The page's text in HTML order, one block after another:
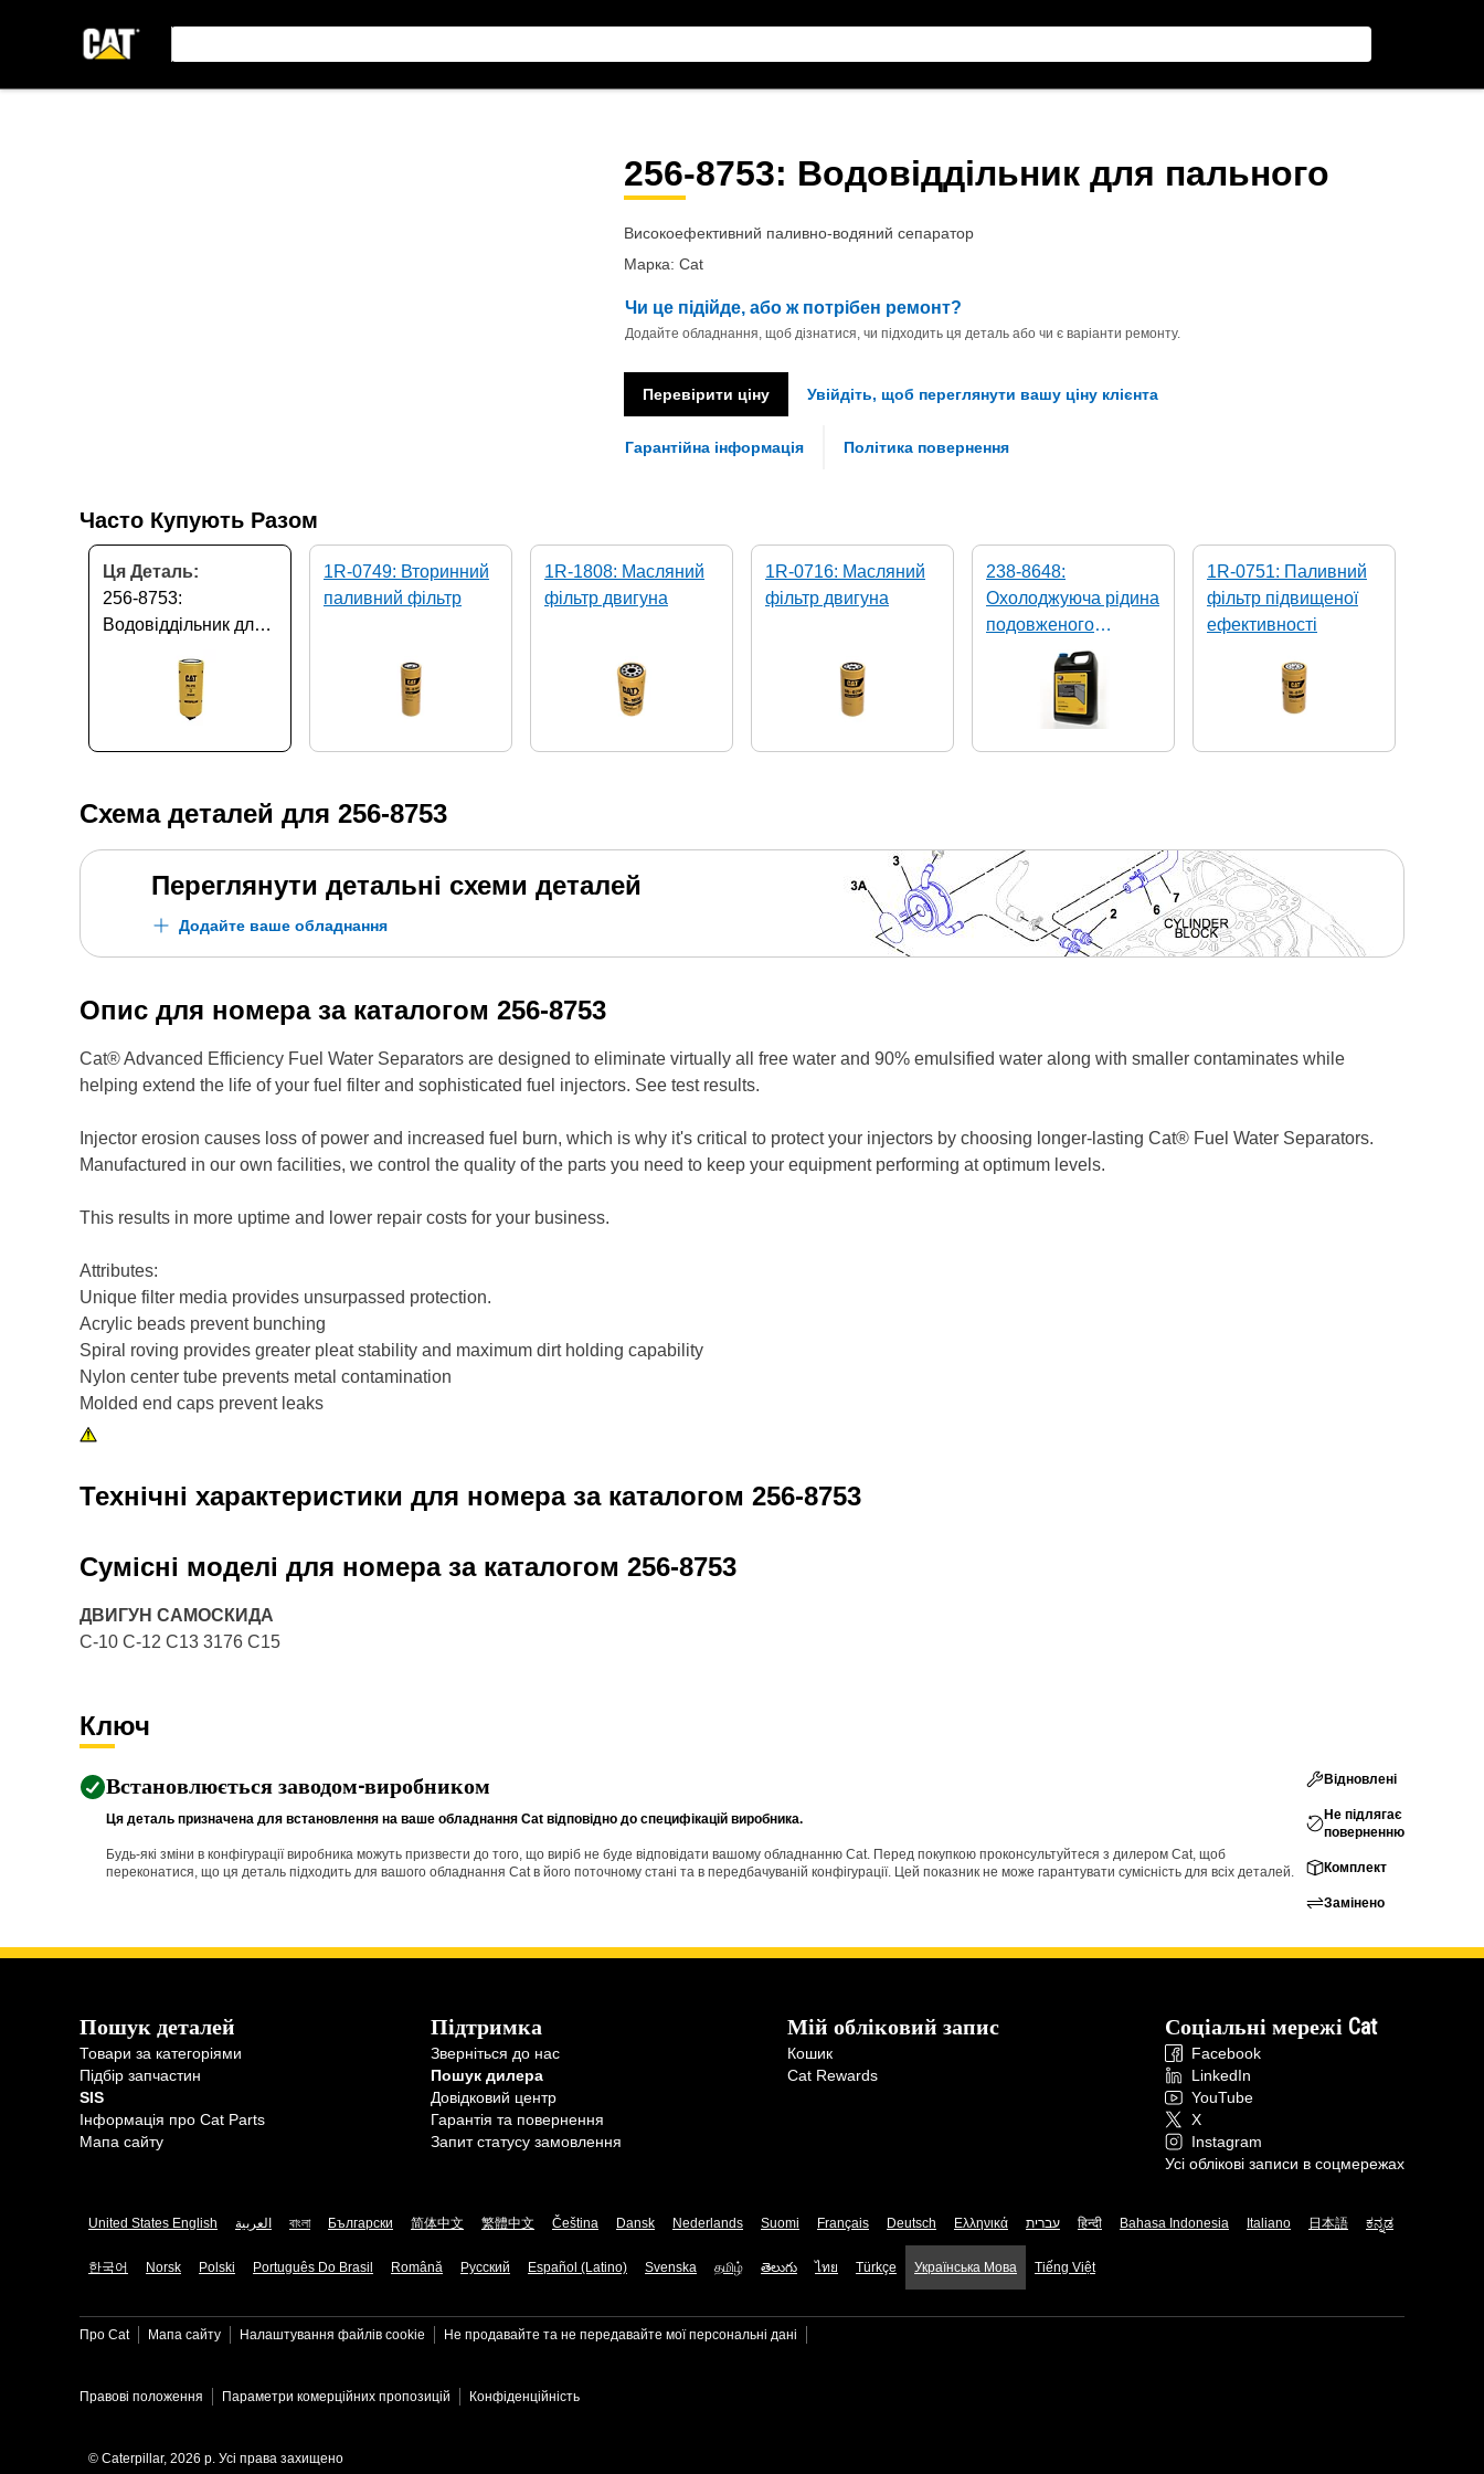
256-8753: Водовіддільник для пального
Високоефективний паливно-водяний сепаратор
Марка: Cat
Чи це підійде, або ж потрібен ремонт?
Додайте обладнання, щоб дізнатися, чи підходить ця деталь або чи є варіанти ремонту.
Перевірити ціну Увійдіть, щоб переглянути вашу ціну клієнта
Гарантійна інформація Політика повернення
Часто Купують Разом
Ця Деталь:
256-8753:
Водовіддільник для
1R-0749: Вторинний
паливний фільтр
1R-1808: Масляний
фільтр двигуна
1R-0716: Масляний
фільтр двигуна
238-8648:
Охолоджуюча рідина
подовженого
терміну експлуатації
50/50 премікс (1
1R-0751: Паливний
фільтр підвищеної
ефективності
Схема деталей для 256-8753
Переглянути детальні схеми деталей
Додайте ваше обладнання
Опис для номера за каталогом 256-8753
Cat® Advanced Efficiency Fuel Water Separators are designed to eliminate virtually all free water and 90% emulsified water along with smaller contaminates while
helping extend the life of your fuel filter and sophisticated fuel injectors. See test results.
Injector erosion causes loss of power and increased fuel burn, which is why it's critical to protect your injectors by choosing longer-lasting Cat® Fuel Water Separators.
Manufactured in our own facilities, we control the quality of the parts you need to keep your equipment performing at optimum levels.
This results in more uptime and lower repair costs for your business.
Attributes:
Unique filter media provides unsurpassed protection.
Acrylic beads prevent bunching
Spiral roving provides greater pleat stability and maximum dirt holding capability
Nylon center tube prevents metal contamination
Molded end caps prevent leaks
Технічні характеристики для номера за каталогом 256-8753
Сумісні моделі для номера за каталогом 256-8753
ДВИГУН САМОСКИДА
C-10 C-12 C13 3176 C15
Ключ
Встановлюється заводом-виробником
Ця деталь призначена для встановлення на ваше обладнання Cat відповідно до специфікацій виробника.
Будь-які зміни в конфігурації виробника можуть призвести до того, що виріб не буде відповідати вашому обладнанню Cat. Перед покупкою проконсультуйтеся з дилером Cat, щоб
переконатися, що ця деталь підходить для вашого обладнання Cat в його поточному стані та в передбачуваній конфігурації. Цей показник не може гарантувати сумісність для всіх деталей.
Відновлені
Не підлягає
поверненню
Комплект
Замінено
Пошук деталей
Товари за категоріями
Підбір запчастин
SIS
Інформація про Cat Parts
Мапа сайту
Підтримка
Зверніться до нас
Пошук дилера
Довідковий центр
Гарантія та повернення
Запит статусу замовлення
Мій обліковий запис
Кошик
Cat Rewards
Соціальні мережі Cat
Facebook
LinkedIn
YouTube
X
Instagram
Усі облікові записи в соцмережах
United States English العربية বাংলা Български 简体中文 繁體中文 Čeština Dansk Nederlands Suomi Français Deutsch Ελληνικά עברית हिन्दी Bahasa Indonesia Italiano 日本語 ಕನ್ನಡ
한국어 Norsk Polski Português Do Brasil Română Русский Español (Latino) Svenska தமிழ் తెలుగు ไทย Türkçe Українська Мова Tiếng Việt
Про Cat Мапа сайту Налаштування файлів​ cookie Не продавайте та не передавайте мої персональні дані
Правові положення Параметри комерційних пропозицій Конфіденційність
© Caterpillar, 2026 р. Усі права захищено